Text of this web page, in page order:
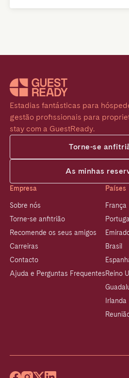
Estadias fantásticas para
gestão profissionais para
stay com a GuestReady.
Torne-se
As minhas
Empresa
Sobre nós
Torne-se anfitrião
Recomende os seus amigos
Carreiras
Contacto
Ajuda e Perguntas Frequentes
Países
França
Portugal
Brasil
Reino
Irlanda